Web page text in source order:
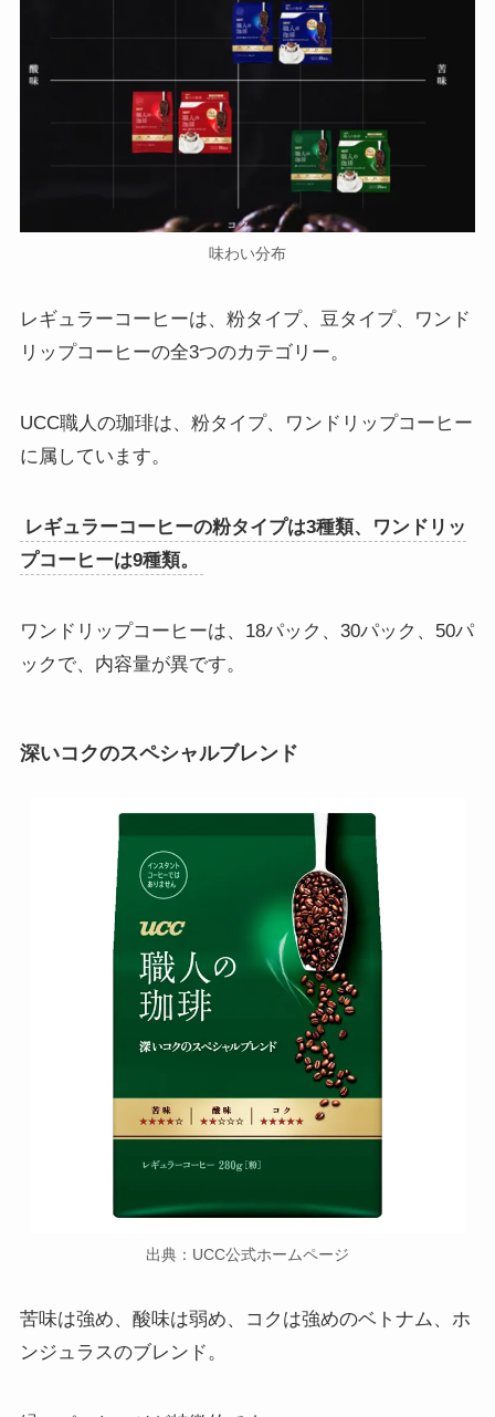
味わい分布
レギュラーコーヒーは、粉タイプ、豆タイプ、ワンド
リップコーヒーの全3つのカテゴリー。
UCC職人の珈琲は、粉タイプ、ワンドリップコーヒー
に属しています。
レギュラーコーヒーの粉タイプは3種類、ワンドリッ
プコーヒーは9種類。
ワンドリップコーヒーは、18パック、30パック、50パ
ックで、内容量が異です。
深いコクのスペシャルブレンド
出典：UCC公式ホームページ
苦味は強め、酸味は弱め、コクは強めのベトナム、ホ
ンジュラスのブレンド。